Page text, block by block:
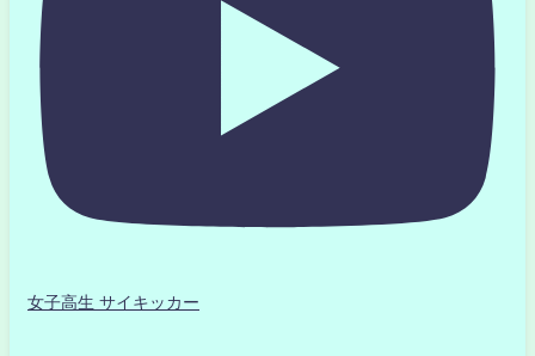
女子高生 サイキッカー